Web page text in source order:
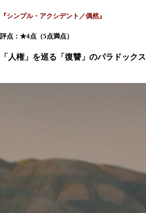
『シンプル・アクシデント／偶然』
評点：★4点（5点満点）
「人権」を巡る「復讐」のパラドックス